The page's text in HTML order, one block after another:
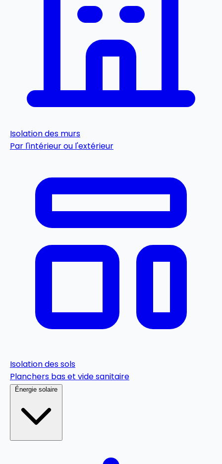
Isolation des murs
Par l'intérieur ou l'extérieur
Isolation des sols
Planchers bas et vide sanitaire